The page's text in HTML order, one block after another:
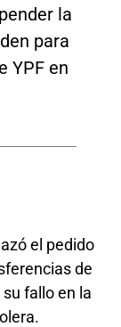
la
para
YPF en
el pedido
de
fallo en la